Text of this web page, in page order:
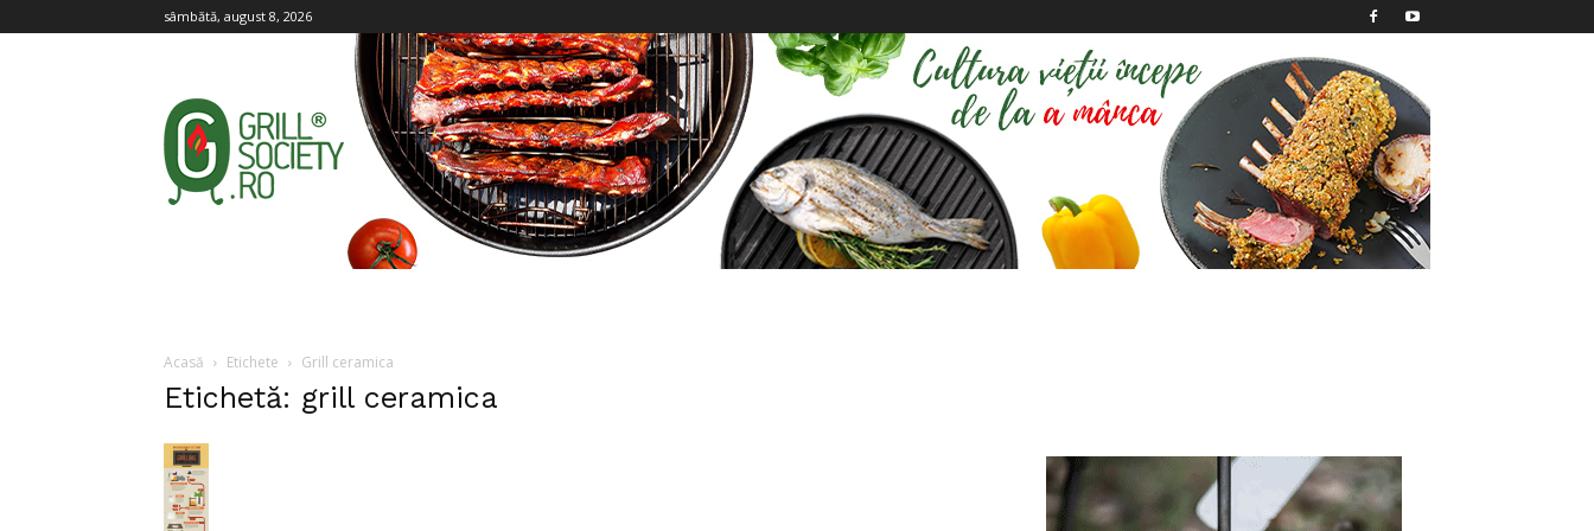
sâmbătă, august 8, 2026
Grill
Society
Acasă Etichete Grill ceramica
Etichetă: grill ceramica